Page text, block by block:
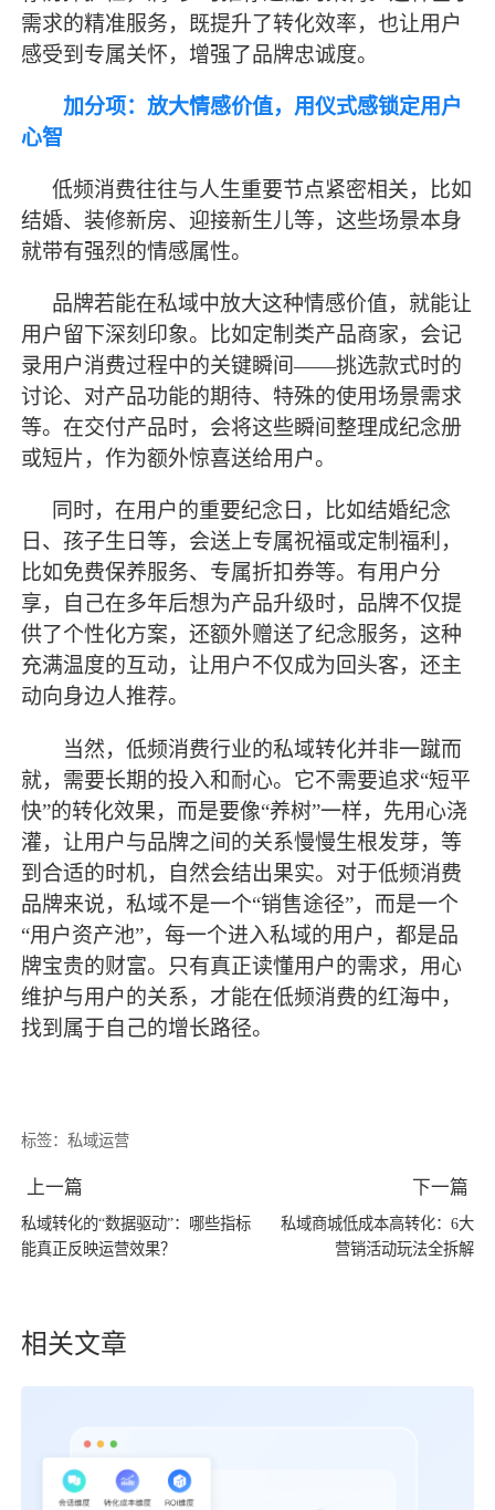
需求的精准服务，既提升了转化效率，也让用户
感受到专属关怀，增强了品牌忠诚度。
加分项：放大情感价值，用仪式感锁定用户
心智
低频消费往往与人生重要节点紧密相关，比如
结婚、装修新房、迎接新生儿等，这些场景本身
就带有强烈的情感属性。
品牌若能在私域中放大这种情感价值，就能让
用户留下深刻印象。比如定制类产品商家，会记
录用户消费过程中的关键瞬间——挑选款式时的
讨论、对产品功能的期待、特殊的使用场景需求
等。在交付产品时，会将这些瞬间整理成纪念册
或短片，作为额外惊喜送给用户。
同时，在用户的重要纪念日，比如结婚纪念
日、孩子生日等，会送上专属祝福或定制福利，
比如免费保养服务、专属折扣券等。有用户分
享，自己在多年后想为产品升级时，品牌不仅提
供了个性化方案，还额外赠送了纪念服务，这种
充满温度的互动，让用户不仅成为回头客，还主
动向身边人推荐。
当然，低频消费行业的私域转化并非一蹴而
就，需要长期的投入和耐心。它不需要追求“短平
快”的转化效果，而是要像“养树”一样，先用心浇
灌，让用户与品牌之间的关系慢慢生根发芽，等
到合适的时机，自然会结出果实。对于低频消费
品牌来说，私域不是一个“销售途径”，而是一个
“用户资产池”，每一个进入私域的用户，都是品
牌宝贵的财富。只有真正读懂用户的需求，用心
维护与用户的关系，才能在低频消费的红海中，
找到属于自己的增长路径。
标签：私域运营
上一篇
私域转化的“数据驱动”：哪些指标
能真正反映运营效果？
下一篇
私域商城低成本高转化：6大
营销活动玩法全拆解
相关文章